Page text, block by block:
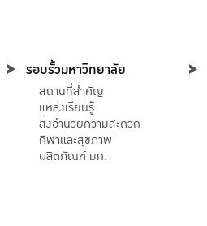
รอบรั้วมหาวิทยาลัย
สถานที่สำคัญ
แหล่งเรียนรู้
สิ่งอำนวยความสะดวก
กีฬาและสุขภาพ
ผลิตภัณฑ์ มก.